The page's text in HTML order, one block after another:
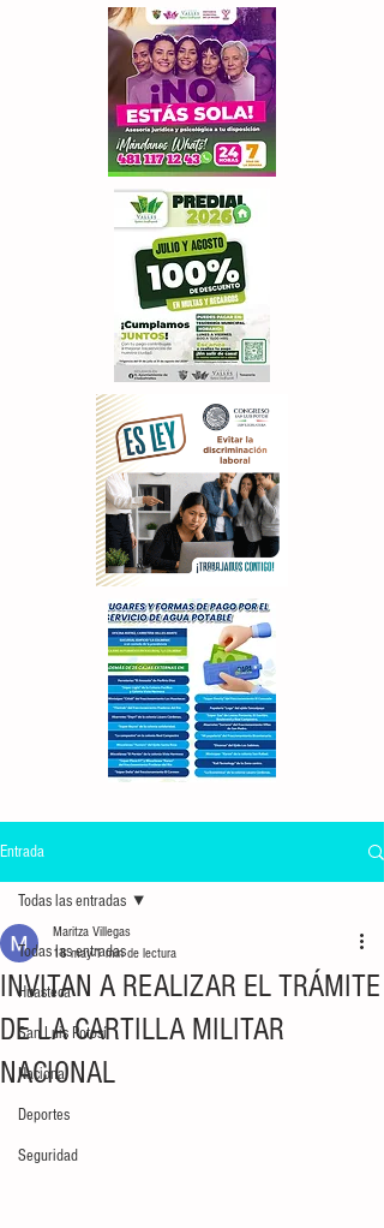
Entrada
Todas las entradas
Huasteca
San Luis Potosí
Nacional
Deportes
Seguridad
Todas las entradas
INVITAN A REALIZAR EL TRÁMITE
DE LA CARTILLA MILITAR
NACIONAL
Maritza Villegas
18 may1 min de lectura